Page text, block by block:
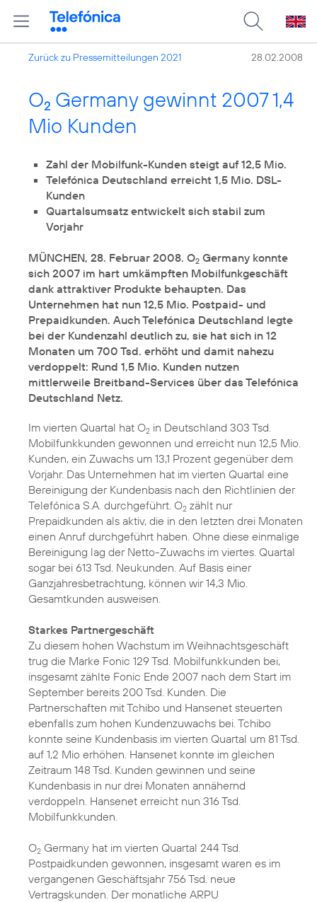
Zurück zu Pressemitteilungen 2021 28.02.2008
O2 Germany gewinnt 2007 1,4
Mio Kunden
Zahl der Mobilfunk-Kunden steigt auf 12,5 Mio.
Telefónica Deutschland erreicht 1,5 Mio. DSL-
Kunden
Quartalsumsatz entwickelt sich stabil zum
Vorjahr
MÜNCHEN, 28. Februar 2008. O2 Germany konnte
sich 2007 im hart umkämpften Mobilfunkgeschäft
dank attraktiver Produkte behaupten. Das
Unternehmen hat nun 12,5 Mio. Postpaid- und
Prepaidkunden. Auch Telefónica Deutschland legte
bei der Kundenzahl deutlich zu, sie hat sich in 12
Monaten um 700 Tsd. erhöht und damit nahezu
verdoppelt: Rund 1,5 Mio. Kunden nutzen
mittlerweile Breitband-Services über das Telefónica
Deutschland Netz.
Im vierten Quartal hat O2 in Deutschland 303 Tsd.
Mobilfunkkunden gewonnen und erreicht nun 12,5 Mio.
Kunden, ein Zuwachs um 13,1 Prozent gegenüber dem
Vorjahr. Das Unternehmen hat im vierten Quartal eine
Bereinigung der Kundenbasis nach den Richtlinien der
Telefónica S.A. durchgeführt. O2 zählt nur
Prepaidkunden als aktiv, die in den letzten drei Monaten
einen Anruf durchgeführt haben. Ohne diese einmalige
Bereinigung lag der Netto-Zuwachs im viertes. Quartal
sogar bei 613 Tsd. Neukunden. Auf Basis einer
Ganzjahresbetrachtung, können wir 14,3 Mio.
Gesamtkunden ausweisen.
Starkes Partnergeschäft
Zu diesem hohen Wachstum im Weihnachtsgeschäft
trug die Marke Fonic 129 Tsd. Mobilfunkkunden bei,
insgesamt zählte Fonic Ende 2007 nach dem Start im
September bereits 200 Tsd. Kunden. Die
Partnerschaften mit Tchibo und Hansenet steuerten
ebenfalls zum hohen Kundenzuwachs bei. Tchibo
konnte seine Kundenbasis im vierten Quartal um 81 Tsd.
auf 1,2 Mio erhöhen. Hansenet konnte im gleichen
Zeitraum 148 Tsd. Kunden gewinnen und seine
Kundenbasis in nur drei Monaten annähernd
verdoppeln. Hansenet erreicht nun 316 Tsd.
Mobilfunkkunden.
O2 Germany hat im vierten Quartal 244 Tsd.
Postpaidkunden gewonnen, insgesamt waren es im
vergangenen Geschäftsjahr 756 Tsd. neue
Vertragskunden. Der monatliche ARPU